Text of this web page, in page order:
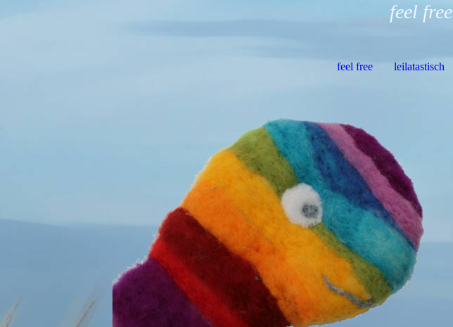
feel free
feel free leilatastisch